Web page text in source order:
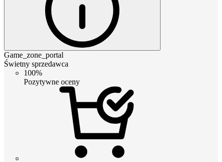
Game_zone_portal
Świetny sprzedawca
100%
Pozytywne oceny